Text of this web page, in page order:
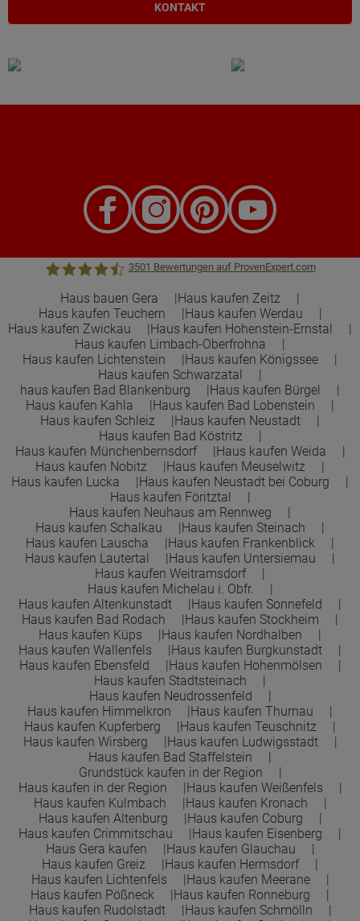
KONTAKT
Town &Country Haus Lizenzgeber GmbH
3501 Bewertungen auf ProvenExpert.com
Haus bauen Gera
Haus kaufen Zeitz
Haus kaufen Teuchern
Haus kaufen Werdau
Haus kaufen Zwickau
Haus kaufen Hohenstein-Ernstal
Haus kaufen Limbach-Oberfrohna
Haus kaufen Lichtenstein
Haus kaufen Königssee
Haus kaufen Schwarzatal
haus kaufen Bad Blankenburg
Haus kaufen Bürgel
Haus kaufen Kahla
Haus kaufen Bad Lobenstein
Haus kaufen Schleiz
Haus kaufen Neustadt
Haus kaufen Bad Köstritz
Haus kaufen Münchenbernsdorf
Haus kaufen Weida
Haus kaufen Nobitz
Haus kaufen Meuselwitz
Haus kaufen Lucka
Haus kaufen Neustadt bei Coburg
Haus kaufen Föritztal
Haus kaufen Neuhaus am Rennweg
Haus kaufen Schalkau
Haus kaufen Steinach
Haus kaufen Lauscha
Haus kaufen Frankenblick
Haus kaufen Lautertal
Haus kaufen Untersiemau
Haus kaufen Weitramsdorf
Haus kaufen Michelau i. Obfr.
Haus kaufen Altenkunstadt
Haus kaufen Sonnefeld
Haus kaufen Bad Rodach
Haus kaufen Stockheim
Haus kaufen Küps
Haus kaufen Nordhalben
Haus kaufen Wallenfels
Haus kaufen Burgkunstadt
Haus kaufen Ebensfeld
Haus kaufen Hohenmölsen
Haus kaufen Stadtsteinach
Haus kaufen Neudrossenfeld
Haus kaufen Himmelkron
Haus kaufen Thurnau
Haus kaufen Kupferberg
Haus kaufen Teuschnitz
Haus kaufen Wirsberg
Haus kaufen Ludwigsstadt
Haus kaufen Bad Staffelstein
Grundstück kaufen in der Region
Haus kaufen in der Region
Haus kaufen Weißenfels
Haus kaufen Kulmbach
Haus kaufen Kronach
Haus kaufen Altenburg
Haus kaufen Coburg
Haus kaufen Crimmitschau
Haus kaufen Eisenberg
Haus Gera kaufen
Haus kaufen Glauchau
Haus kaufen Greiz
Haus kaufen Hermsdorf
Haus kaufen Lichtenfels
Haus kaufen Meerane
Haus kaufen Pößneck
Haus kaufen Ronneburg
Haus kaufen Rudolstadt
Haus kaufen Schmölln